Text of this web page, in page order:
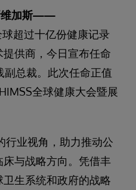
维加斯——
超过十亿份健康记录
供商，今日宣布任命
副总裁。此次任命正值
全球健康大会暨展
行业视角，助力推动公
与战略方向。凭借丰
生系统和政府的战略